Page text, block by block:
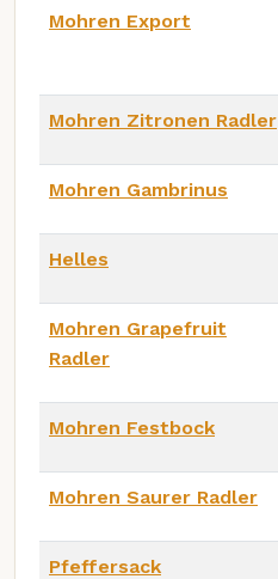
Mohren Export
Mohren Zitronen Radler
Mohren Gambrinus
Helles
Mohren Grapefruit
Radler
Mohren Festbock
Mohren Saurer Radler
Pfeffersack